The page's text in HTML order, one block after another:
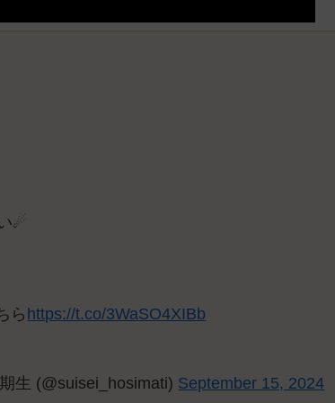
☄
ら https://t.co/3WaSO4XIBb
生 (@suisei_hosimati) September 15, 2024